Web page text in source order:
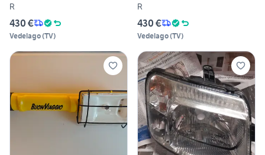
R
430 €
Vedelago(TV)
R
430 €
Vedelago(TV)